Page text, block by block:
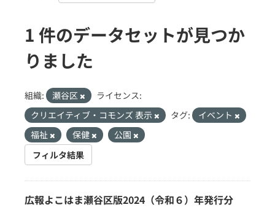
1 件のデータセットが見つか
りました
組織: 瀬谷区
ライセンス:
クリエイティブ・コモンズ 表示
タグ:
イベント
福祉
保健
公園
フィルタ結果
広報よこはま瀬谷区版2024（令和６）年発行分